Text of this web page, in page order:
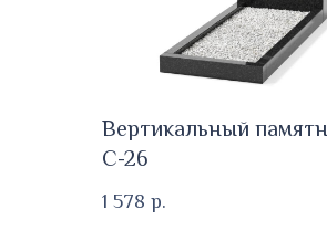
Вертикальный
С-26
1 578 р.